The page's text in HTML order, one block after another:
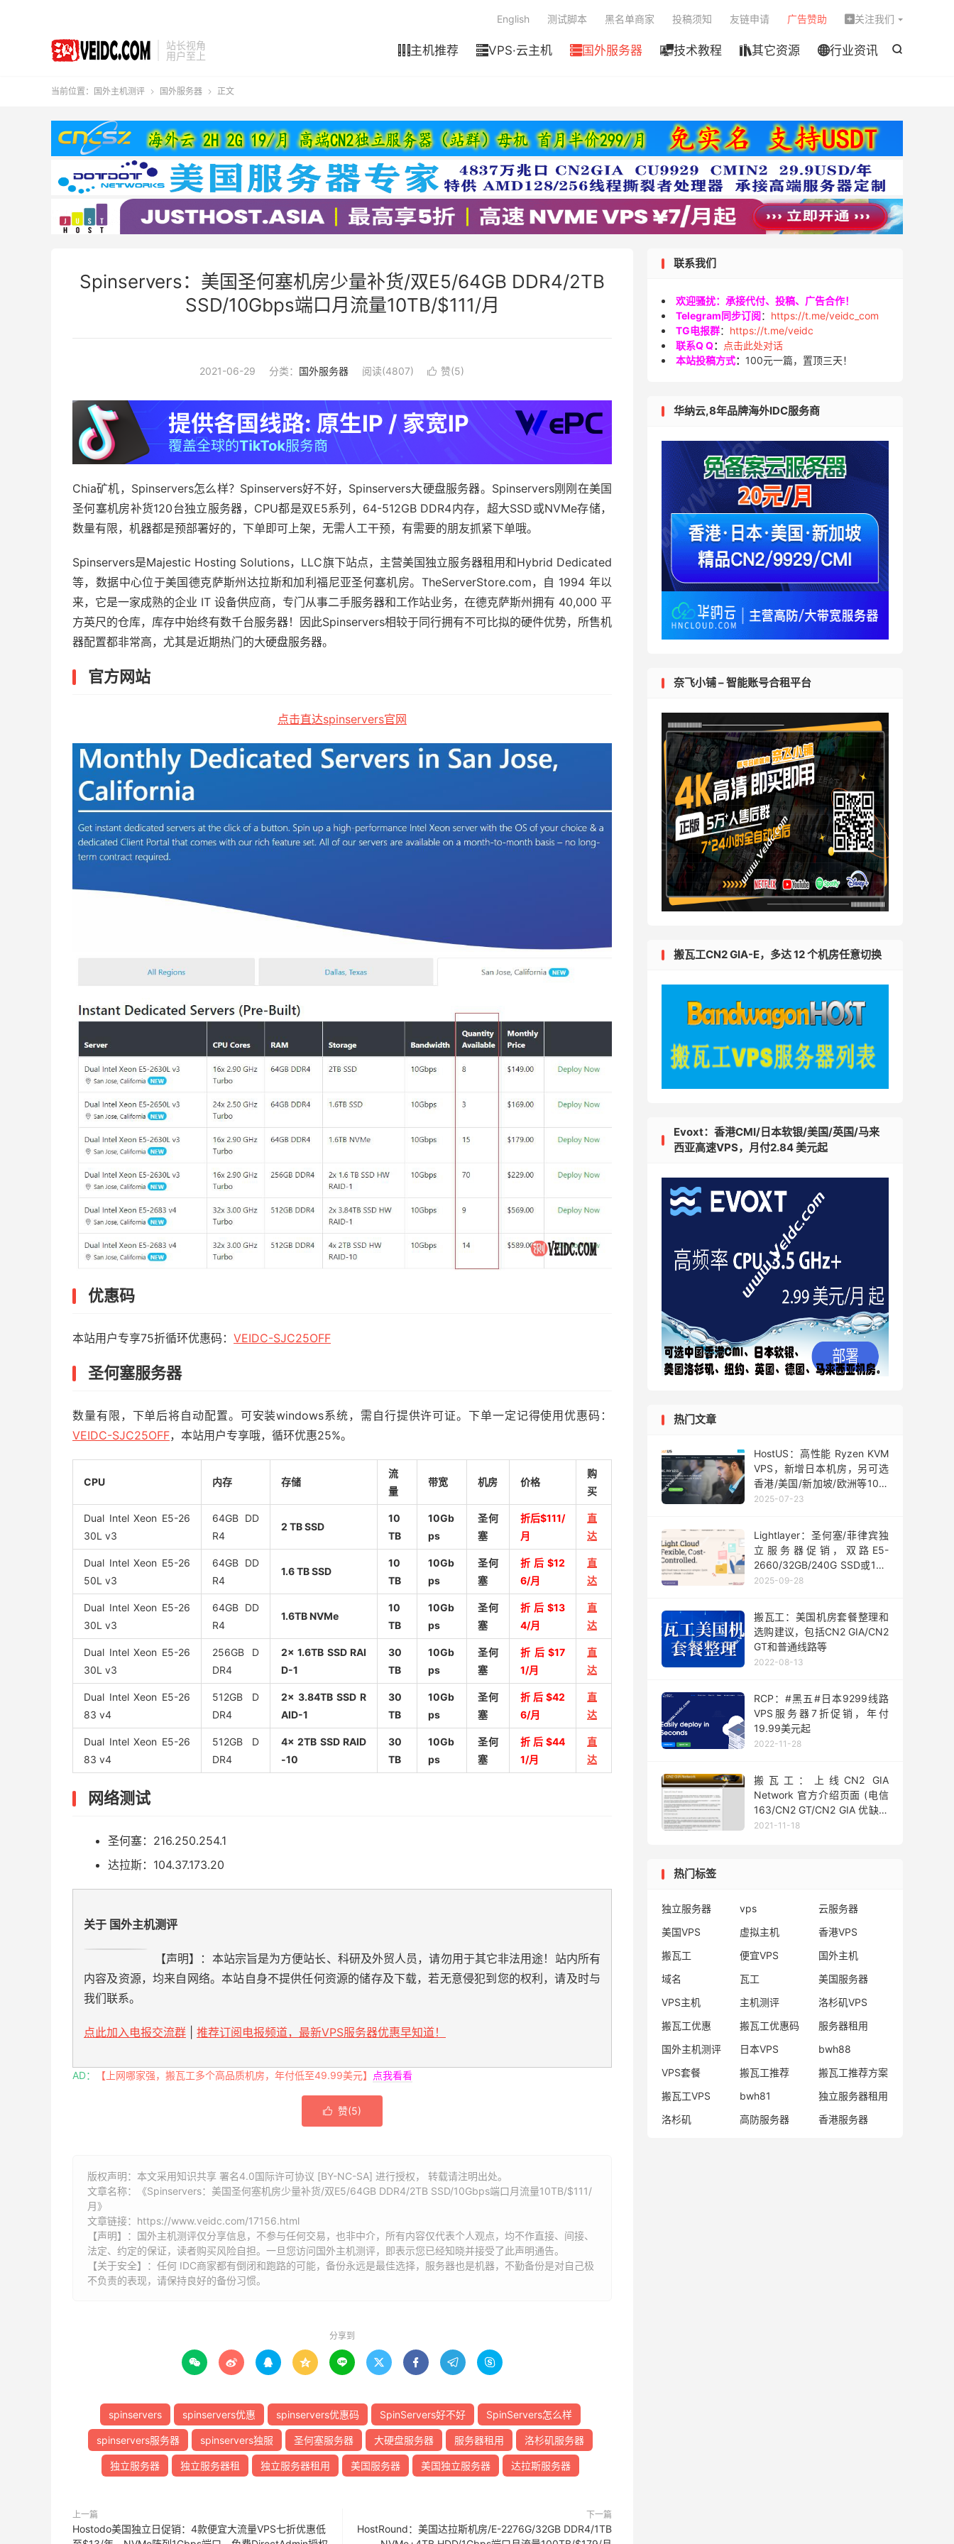
站长视角
用户至上

主机推荐 VPS·云主机 国外服务器 技术教程 其它资源 行业资讯
English 测试脚本 黑名单商家 投稿须知 友链申请 广告赞助  关注我们
当前位置： 国外主机测评  国外服务器  正文
Spinservers：美国圣何塞机房少量补货/双E5/64GB DDR4/2TB
SSD/10Gbps端口月流量10TB/$111/月
2021-06-29 分类： 国外服务器 阅读(4807)  赞(5)
Chia矿机，Spinservers怎么样？Spinservers好不好，Spinservers大硬盘服务器。Spinservers刚刚在美国
圣何塞机房补货120台独立服务器，CPU都是双E5系列，64-512GB DDR4内存，超大SSD或NVMe存储，
数量有限，机器都是预部署好的，下单即可上架，无需人工干预，有需要的朋友抓紧下单哦。
Spinservers是Majestic Hosting Solutions，LLC旗下站点，主营美国独立服务器租用和Hybrid Dedicated
等，数据中心位于美国德克萨斯州达拉斯和加利福尼亚圣何塞机房。TheServerStore.com，自 1994 年以
来，它是一家成熟的企业 IT 设备供应商，专门从事二手服务器和工作站业务，在德克萨斯州拥有 40,000 平
方英尺的仓库，库存中始终有数千台服务器！因此Spinservers相较于同行拥有不可比拟的硬件优势，所售机
器配置都非常高，尤其是近期热门的大硬盘服务器。
官方网站
点击直达spinservers官网
优惠码
本站用户专享75折循环优惠码： VEIDC-SJC25OFF
圣何塞服务器
数量有限，下单后将自动配置。可安装windows系统，需自行提供许可证。下单一定记得使用优惠码：
VEIDC-SJC25OFF，本站用户专享哦，循环优惠25%。
CPU 内存 存储
流
量
带宽 机房 价格
购
买
Dual Intel Xeon E5-26
30L v3
64GB DD
R4
2 TB SSD
10
TB
10Gb
ps
圣何
塞
折后$111/
月
直
达
Dual Intel Xeon E5-26
50L v3
64GB DD
R4
1.6 TB SSD
10
TB
10Gb
ps
圣何
塞
折后$12
6/月
直
达
Dual Intel Xeon E5-26
30L v3
64GB DD
R4
1.6TB NVMe
10
TB
10Gb
ps
圣何
塞
折后$13
4/月
直
达
Dual Intel Xeon E5-26
30L v3
256GB D
DR4
2x 1.6TB SSD RAI
D-1
30
TB
10Gb
ps
圣何
塞
折后$17
1/月
直
达
Dual Intel Xeon E5-26
83 v4
512GB D
DR4
2x 3.84TB SSD R
AID-1
30
TB
10Gb
ps
圣何
塞
折后$42
6/月
直
达
Dual Intel Xeon E5-26
83 v4
512GB D
DR4
4x 2TB SSD RAID
-10
30
TB
10Gb
ps
圣何
塞
折后$44
1/月
直
达
网络测试
圣何塞：216.250.254.1
达拉斯：104.37.173.20
关于 国外主机测评
【声明】：本站宗旨是为方便站长、科研及外贸人员，请勿用于其它非法用途！站内所有
内容及资源，均来自网络。本站自身不提供任何资源的储存及下载，若无意侵犯到您的权利，请及时与
我们联系。
点此加入电报交流群 推荐订阅电报频道，最新VPS服务器优惠早知道！
AD： 【上网哪家强，搬瓦工多个高品质机房，年付低至49.99美元】 点我看看
 赞(5)
版权声明：本文采用知识共享 署名4.0国际许可协议 [BY-NC-SA] 进行授权， 转载请注明出处。
文章名称：《Spinservers：美国圣何塞机房少量补货/双E5/64GB DDR4/2TB SSD/10Gbps端口月流量10TB/$111/
月》
文章链接： https://www.veidc.com/17156.html
【声明】：国外主机测评仅分享信息，不参与任何交易，也非中介，所有内容仅代表个人观点，均不作直接、间接、
法定、约定的保证，读者购买风险自担。一旦您访问国外主机测评，即表示您已经知晓并接受了此声明通告。
【关于安全】：任何 IDC商家都有倒闭和跑路的可能，备份永远是最佳选择，服务器也是机器，不勤备份是对自己极
不负责的表现，请保持良好的备份习惯。
分享到
        
spinservers spinservers优惠 spinservers优惠码 SpinServers好不好 SpinServers怎么样
spinservers服务器 spinservers独服 圣何塞服务器 大硬盘服务器 服务器租用 洛杉矶服务器
独立服务器 独立服务器租 独立服务器租用 美国服务器 美国独立服务器 达拉斯服务器
上一篇
Hostodo美国独立日促销：4款便宜大流量VPS七折优惠低
下一篇
HostRound：美国达拉斯机房/E-2276G/32GB DDR4/1TB
联系我们
欢迎骚扰：承接代付、投稿、广告合作！
Telegram同步订阅： https://t.me/veidc_com
TG电报群： https://t.me/veidc
联系Q Q：
点击此处对话
本站投稿方式： 100元一篇，置顶三天！
华纳云,8年品牌海外IDC服务商
奈飞小铺 – 智能账号合租平台
搬瓦工CN2 GIA-E，多达 12 个机房任意切换
Evoxt：香港CMI/日本软银/美国/英国/马来
西亚高速VPS，月付2.84 美元起
热门文章
HostUS：高性能 Ryzen KVM
VPS，新增日本机房，另可选
香港/美国/新加坡/欧洲等10个
机房，年付20美元起
2025-07-23
Lightlayer：圣何塞/菲律宾独
立服务器促销，双路E5-
2660/32GB/240G SSD或1TB
HDD，可选标准/优化网络，
起
2025-09-28
搬瓦工：美国机房套餐整理和
选购建议，包括CN2 GIA/CN2
GT和普通线路等
2022-08-13
RCP：#黑五#日本9299线路
VPS服务器7折促销，年付
19.99美元起
2022-11-28
搬瓦工：上线CN2 GIA
Network 官方介绍页面 (电信
163/CN2 GT/CN2 GIA 优缺点
简介)
2021-11-18
热门标签
独立服务器 vps
云服务器
美国VPS
虚拟主机
香港VPS
搬瓦工
便宜VPS
国外主机
域名
瓦工
美国服务器
VPS主机
主机测评
洛杉矶VPS
搬瓦工优惠
搬瓦工优惠码
服务器租用
国外主机测评
日本VPS
bwh88
VPS套餐
搬瓦工推荐
搬瓦工推荐方案
搬瓦工VPS
bwh81
独立服务器租用
洛杉矶
高防服务器 香港服务器